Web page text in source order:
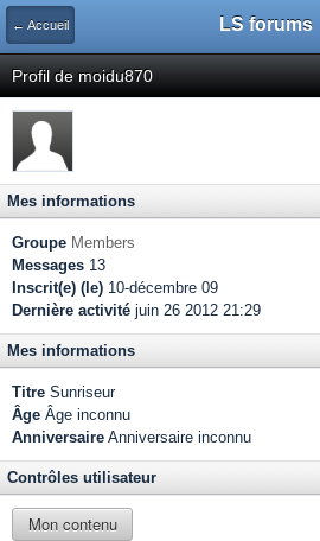
← Accueil LS forums
Profil de moidu870
Mes informations
Groupe Members
Messages 13
Inscrit(e) (le) 10-décembre 09
Dernière activité juin 26 2012 21:29
Mes informations
Titre Sunriseur
Âge Âge inconnu
Anniversaire Anniversaire inconnu
Contrôles utilisateur
Mon contenu